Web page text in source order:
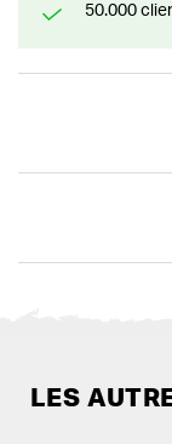
50.000
LES